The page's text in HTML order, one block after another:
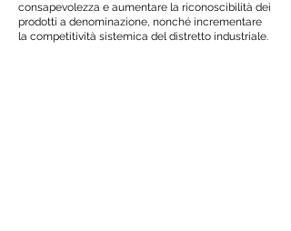
consapevolezza e aumentare la riconoscibilità dei
prodotti a denominazione, nonché incrementare
la competitività sistemica del distretto industriale.